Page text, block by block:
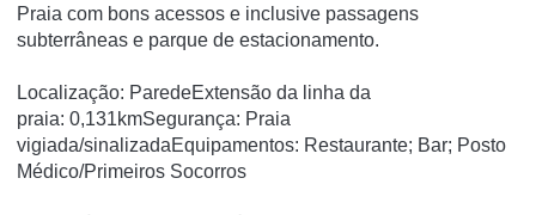
Praia com bons acessos e inclusive passagens
subterrâneas e parque de estacionamento.
Localização: ParedeExtensão da linha da
praia: 0,131kmSegurança: Praia
vigiada/sinalizadaEquipamentos: Restaurante; Bar; Posto
Médico/Primeiros Socorros